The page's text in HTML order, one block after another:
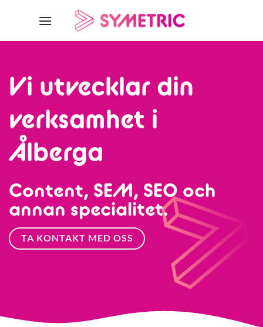
Vi utvecklar din
verksamhet i
Ålberga
Content, SEM, SEO och
annan specialitet.
TA KONTAKT MED OSS